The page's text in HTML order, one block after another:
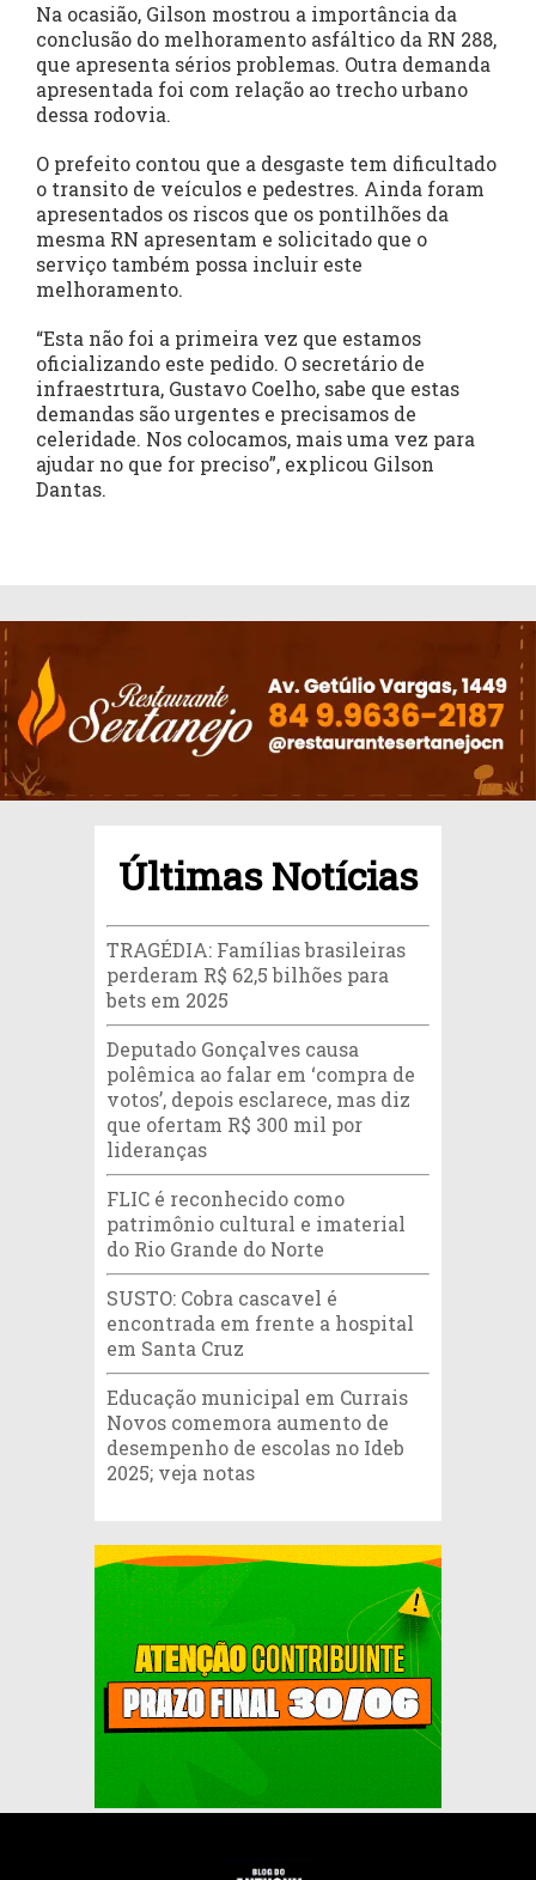
Na ocasião, Gilson mostrou a importância da
conclusão do melhoramento asfáltico da RN 288,
que apresenta sérios problemas. Outra demanda
apresentada foi com relação ao trecho urbano
dessa rodovia.
O prefeito contou que a desgaste tem dificultado
o transito de veículos e pedestres. Ainda foram
apresentados os riscos que os pontilhões da
mesma RN apresentam e solicitado que o
serviço também possa incluir este
melhoramento.
“Esta não foi a primeira vez que estamos
oficializando este pedido. O secretário de
infraestrtura, Gustavo Coelho, sabe que estas
demandas são urgentes e precisamos de
celeridade. Nos colocamos, mais uma vez para
ajudar no que for preciso”, explicou Gilson
Dantas.
Últimas Notícias
TRAGÉDIA: Famílias brasileiras
perderam R$ 62,5 bilhões para
bets em 2025
Deputado Gonçalves causa
polêmica ao falar em ‘compra de
votos’, depois esclarece, mas diz
que ofertam R$ 300 mil por
lideranças
FLIC é reconhecido como
patrimônio cultural e imaterial
do Rio Grande do Norte
SUSTO: Cobra cascavel é
encontrada em frente a hospital
em Santa Cruz
Educação municipal em Currais
Novos comemora aumento de
desempenho de escolas no Ideb
2025; veja notas